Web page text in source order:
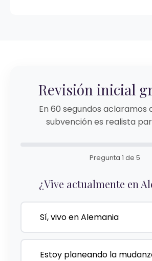
Revisión inicial
En 60 segundos aclaramos
subvención es realista
Pregunta 1 de 5
¿Vive actualmente en
Sí, vivo en Alemania
Estoy planeando la